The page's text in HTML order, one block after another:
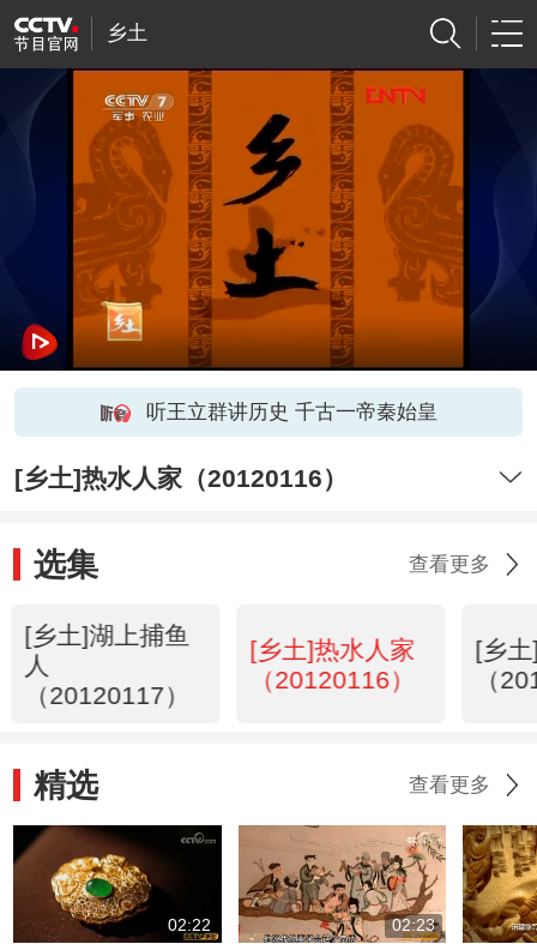
乡土
听王立群讲历史 千古一帝秦始皇
[乡土]热水人家（20120116）
选集 查看更多
[乡土]湖上捕鱼
人
（20120117）
[乡土]热水人家
（20120116）
[乡
（
精选 查看更多
02:22 02:23